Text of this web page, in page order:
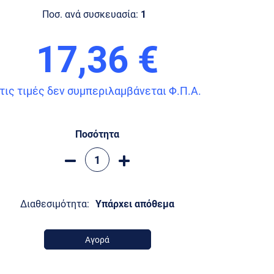
Ποσ. ανά συσκευασία: 1
17,36 €
τιμές δεν συμπεριλαμβάνεται Φ.Π.Α.
Ποσότητα
Διαθεσιμότητα: Υπάρχει απόθεμα
Αγορά